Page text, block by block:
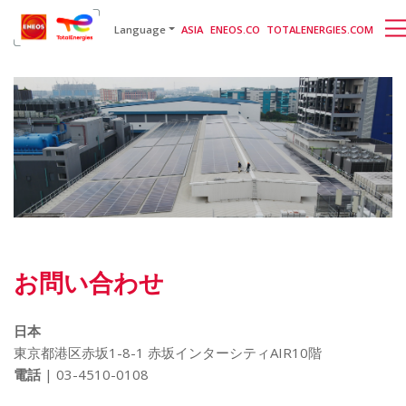
English 日本語 [gtranslate]
Language ASIA ENEOS.CO TOTALENERGIES.COM
お問い合わせ
日本
東京都港区赤坂1-8-1 赤坂インターシティAIR10階
電話 | 03-4510-0108